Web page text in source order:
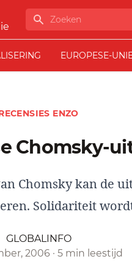
Zoeken
EUROPESE-
ENZO
Chomsky-
Chomsky kan de
Solidariteit
GLOBALINFO
2006 · 5 min leestijd